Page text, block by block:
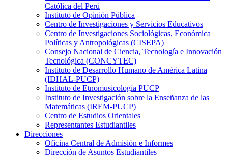
Católica del Perú
Instituto de Opinión Pública
Centro de Investigaciones y Servicios Educativos
Centro de Investigaciones Sociológicas, Económica
Políticas y Antropológicas (CISEPA)
Consejo Nacional de Ciencia, Tecnología e Innovación
Tecnológica (CONCYTEC)
Instituto de Desarrollo Humano de América Latina
(IDHAL-PUCP)
Instituto de Etnomusicología PUCP
Instituto de Investigación sobre la Enseñanza de las
Matemáticas (IREM-PUCP)
Centro de Estudios Orientales
Representantes Estudiantiles
Direcciones
Oficina Central de Admisión e Informes
Dirección de Asuntos Estudiantiles